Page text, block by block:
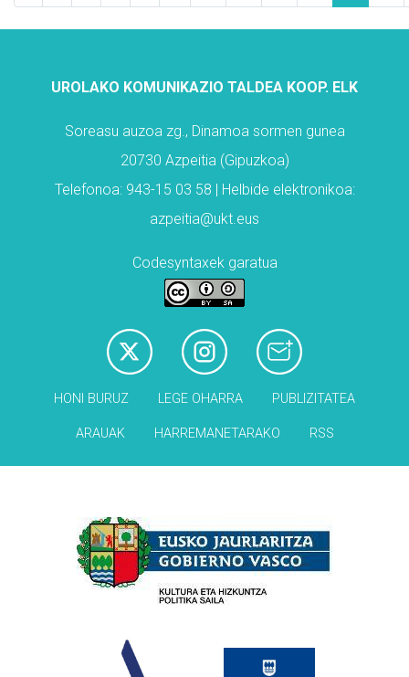
UROLAKO KOMUNIKAZIO TALDEA KOOP. ELK
Soreasu auzoa zg., Dinamoa sormen gunea
20730 Azpeitia (Gipuzkoa)
Telefonoa: 943-15 03 58 | Helbide elektronikoa:
azpeitia@ukt.eus
Codesyntaxek garatua
HONI BURUZ LEGE OHARRA PUBLIZITATEA
ARAUAK HARREMANETARAKO RSS